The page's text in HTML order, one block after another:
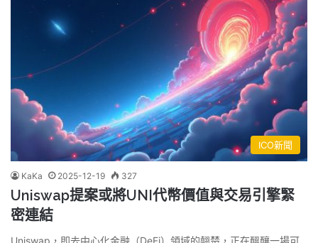
ICO新聞
KaKa 2025-12-19 327
Uniswap提案或將UNI代幣價值與交易引擎緊
密連結
Uniswap，即去中心化金融（DeFi）領域的翹楚，正在醞釀一場可